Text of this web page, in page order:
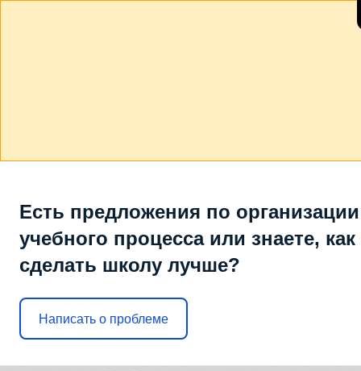
Есть предложения по организации
учебного процесса или знаете, как
сделать школу лучше?
Написать о проблеме